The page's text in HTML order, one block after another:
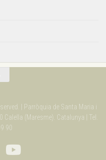
| Parròquia de Santa Maria i
(Maresme). Catalunya | Tel.
90